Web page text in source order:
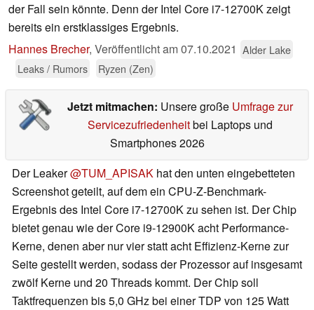
der Fall sein könnte. Denn der Intel Core i7-12700K zeigt
bereits ein erstklassiges Ergebnis.
Hannes Brecher, Veröffentlicht am07.10.2021 Alder Lake
Leaks / Rumors
Ryzen (Zen)
Jetzt mitmachen: Unsere große Umfrage zur
Servicezufriedenheitbei Laptops und
Smartphones 2026
Der Leaker@TUM_APISAK hat den unten eingebetteten
Screenshot geteilt, auf dem ein CPU-Z-Benchmark-
Ergebnis des Intel Core i7-12700K zu sehen ist. Der Chip
bietet genau wie der Core i9-12900K acht Performance-
Kerne, denen aber nur vier statt acht Effizienz-Kerne zur
Seite gestellt werden, sodass der Prozessor auf insgesamt
zwölf Kerne und 20 Threads kommt. Der Chip soll
Taktfrequenzen bis 5,0 GHz bei einer TDP von 125 Watt